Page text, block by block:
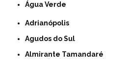
Água Verde
Adrianópolis
Agudos do Sul
Almirante Tamandaré